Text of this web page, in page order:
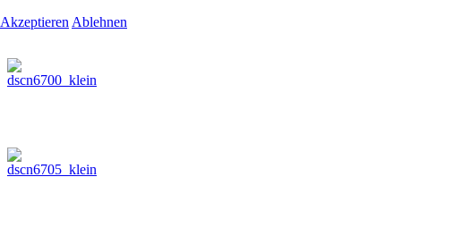
Akzeptieren Ablehnen